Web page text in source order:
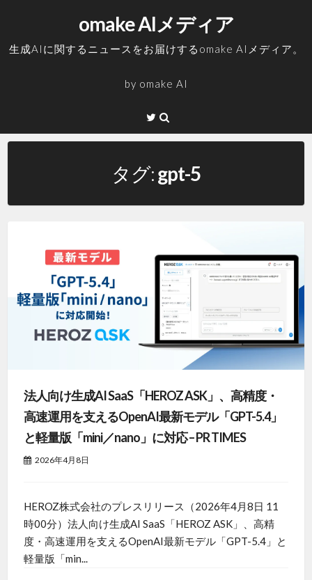
ッ
omake AIメディア
生成AIに関するニュースをお届けするomake AIメディア。
by omake AI
Twitter
タグ:gpt-5
法人向け生成AI SaaS「HEROZ ASK」、高精度・
高速運用を支えるOpenAI最新モデル「GPT-5.4」
と軽量版「mini／nano」に対応 – PR TIMES
2026年4月8日
HEROZ株式会社のプレスリリース（2026年4月8日 11
時00分）法人向け生成AI SaaS「HEROZ ASK」、高精
度・高速運用を支えるOpenAI最新モデル「GPT-5.4」と
軽量版「min...